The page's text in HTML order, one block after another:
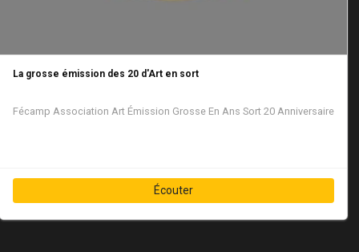
La grosse émission des 20 d'Art en sort
Fécamp Association Art Émission Grosse En Ans Sort 20 Anniversaire
Écouter